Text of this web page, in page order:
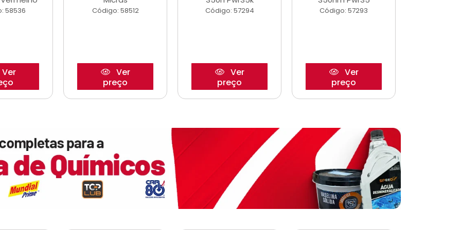
58536
Ver
Código: 58512
Ver
preço
Código: 57294
Ver
preço
Código: 57293
Ver
preço